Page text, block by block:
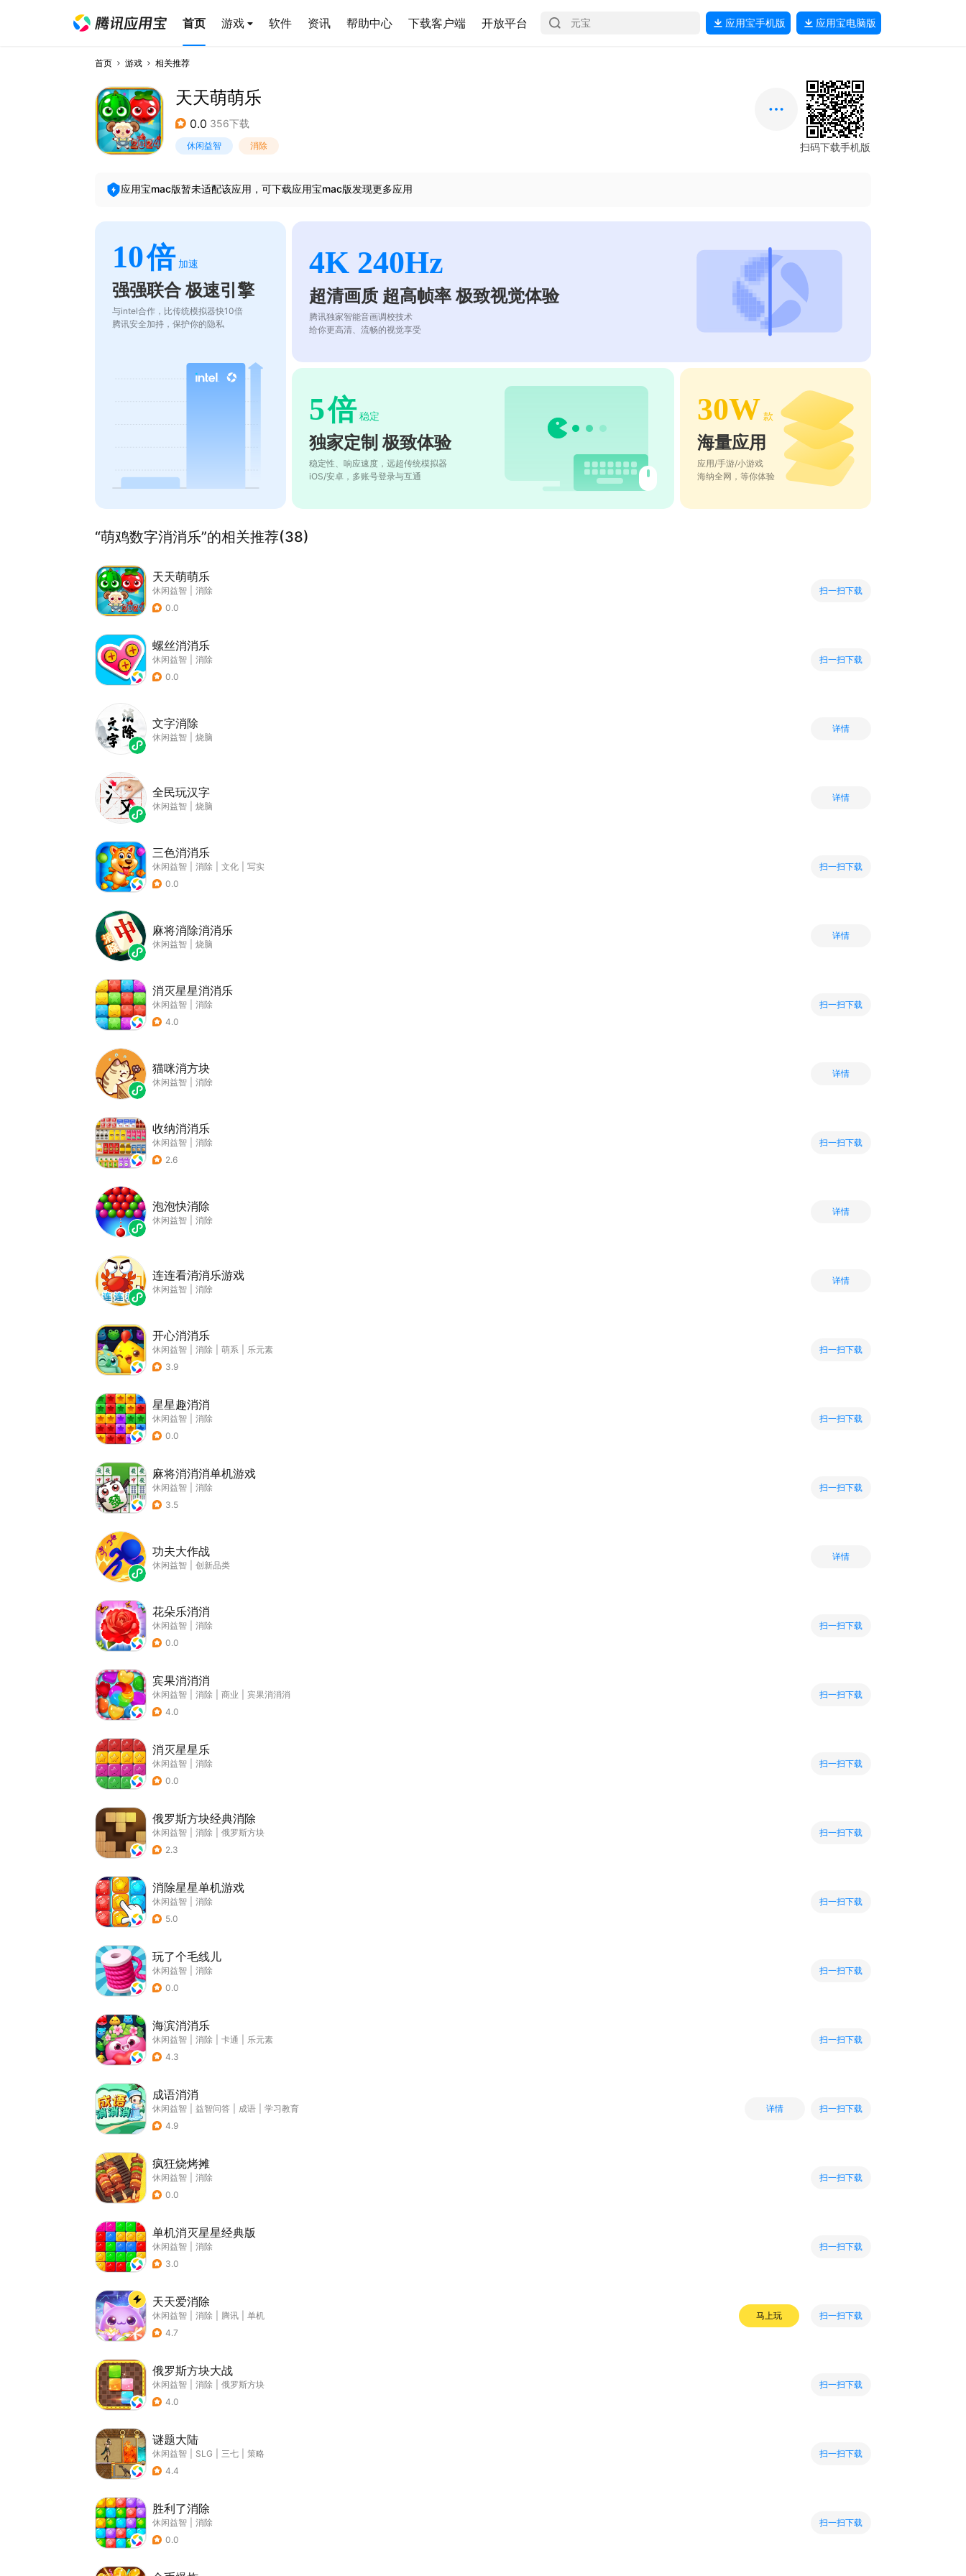
首页 游戏 软件 资讯 帮助中心 下载客户端 开放平台 应用宝手机版 应用宝电脑版
首页 游戏 相关推荐
天天萌萌乐
0.0 356下载
休闲益智 消除 扫码下载手机版
应用宝mac版暂未适配该应用，可下载应用宝mac版发现更多应用
10倍 加速
强强联合 极速引擎
与intel合作，比传统模拟器快10倍
腾讯安全加持，保护你的隐私
4K 240Hz
超清画质 超高帧率 极致视觉体验
腾讯独家智能音画调校技术
给你更高清、流畅的视觉享受
5倍 稳定
独家定制 极致体验
稳定性、响应速度，远超传统模拟器
iOS/安卓，多账号登录与互通
30W 款
海量应用
应用/手游/小游戏
海纳全网，等你体验
“萌鸡数字消消乐”的相关推荐(38)
天天萌萌乐
休闲益智
消除
0.0
扫一扫下载
螺丝消消乐
休闲益智
消除
0.0
扫一扫下载
文字消除
休闲益智 烧脑
详情
全民玩汉字
休闲益智 烧脑
详情
三色消消乐
休闲益智 消除 文化
写实
0.0
扫一扫下载
麻将消除消消乐
休闲益智 烧脑
详情
消灭星星消消乐
休闲益智
消除
4.0
扫一扫下载
猫咪消方块
休闲益智 消除
详情
收纳消消乐
休闲益智
消除
2.6
扫一扫下载
泡泡快消除
休闲益智 消除
详情
连连看消消乐游戏
休闲益智 消除
详情
开心消消乐
休闲益智 消除 萌系
乐元素
3.9
扫一扫下载
星星趣消消
休闲益智
消除
0.0
扫一扫下载
麻将消消消单机游戏
休闲益智
消除
3.5
扫一扫下载
功夫大作战
休闲益智 创新品类
详情
花朵乐消消
休闲益智
消除
0.0
扫一扫下载
宾果消消消
休闲益智 消除 商业
宾果消消消
4.0
扫一扫下载
消灭星星乐
休闲益智
消除
0.0
扫一扫下载
俄罗斯方块经典消除
休闲益智 消除
俄罗斯方块
2.3
扫一扫下载
消除星星单机游戏
休闲益智
消除
5.0
扫一扫下载
玩了个毛线儿
休闲益智
消除
0.0
扫一扫下载
海滨消消乐
休闲益智 消除 卡通
乐元素
4.3
扫一扫下载
成语消消
休闲益智 益智问答 成语
学习教育
4.9
详情 扫一扫下载
疯狂烧烤摊
休闲益智
消除
0.0
扫一扫下载
单机消灭星星经典版
休闲益智
消除
3.0
扫一扫下载
天天爱消除
休闲益智 消除 腾讯
单机
4.7
马上玩 扫一扫下载
俄罗斯方块大战
休闲益智 消除
俄罗斯方块
4.0
扫一扫下载
谜题大陆
休闲益智 SLG 三七
策略
4.4
扫一扫下载
胜利了消除
休闲益智
消除
0.0
扫一扫下载